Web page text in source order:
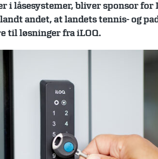
i låsesystemer, bliver sponsor for
andet, at landets tennis- og
til løsninger fra iLOQ.